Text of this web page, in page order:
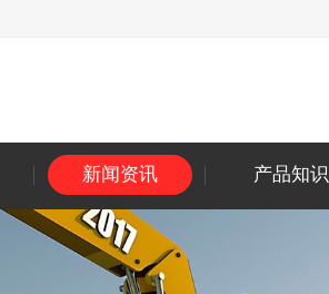
新闻资讯 产品知识